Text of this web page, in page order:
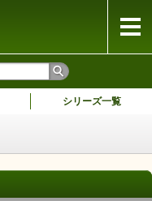
シリーズ一覧